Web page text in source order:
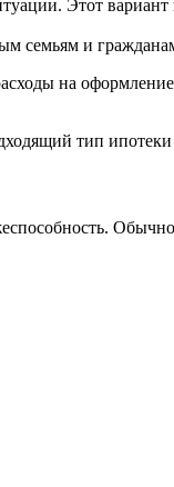
Этот
семьям и
на
тип